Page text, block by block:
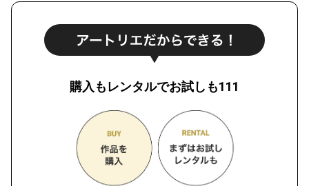
購入もレンタルでお試しも111